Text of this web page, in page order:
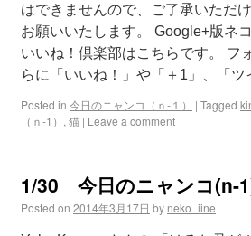
はできませんので、ご了承いただ
お願いいたします。 Google+版ネ
いいね！倶楽部はこちらです。 フ
らに「いいね！」や「＋1」、「
Posted in 今日のニャンコ（ｎ-１） | Tagged
（ｎ-1） , 猫 | Leave a comment
1/30 今日のニャンコ(n-
Posted on 2014年3月17日 by neko_iine